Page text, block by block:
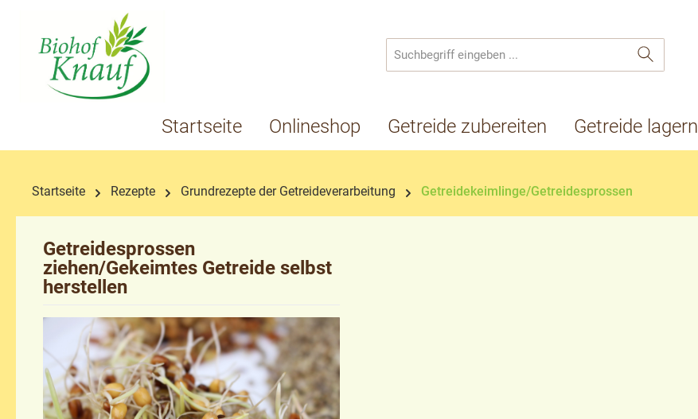
Zur Hauptnavigation springen
Startseite Onlineshop Getreide zubereiten Getreide lagern
Startseite Rezepte Grundrezepte der Getreideverarbeitung Getreidekeimlinge/Getreidesprossen
Getreidesprossen
ziehen/Gekeimtes Getreide selbst
herstellen